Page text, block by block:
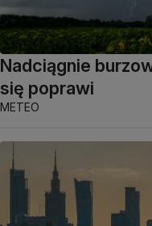
Nadciągnie
się poprawi
METEO